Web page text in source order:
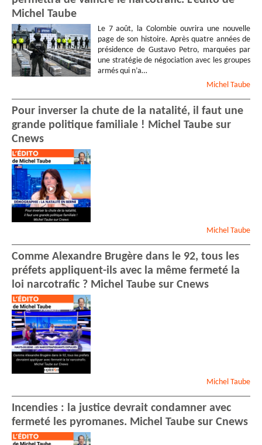
Michel Taube
Le 7 août, la Colombie ouvrira une nouvelle
page de son histoire. Après quatre années de
présidence de Gustavo Petro, marquées par
une stratégie de négociation avec les groupes
armés qui n’a…
Michel Taube
Pour inverser la chute de la natalité, il faut une
grande politique familiale ! Michel Taube sur
Cnews
Michel Taube
Comme Alexandre Brugère dans le 92, tous les
préfets appliquent-ils avec la même fermeté la
loi narcotrafic ? Michel Taube sur Cnews
Michel Taube
Incendies : la justice devrait condamner avec
fermeté les pyromanes. Michel Taube sur Cnews